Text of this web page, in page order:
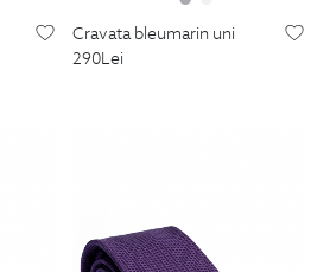
cravata bleumarin uni
290Lei